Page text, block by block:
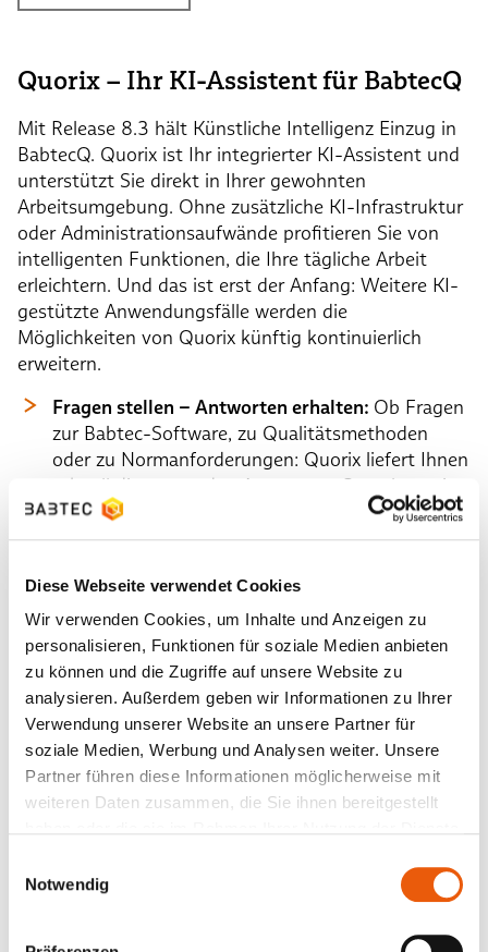
Diese Webseite verwendet Cookies
Wir verwenden Cookies, um Inhalte und Anzeigen zu
personalisieren, Funktionen für soziale Medien anbieten
zu können und die Zugriffe auf unsere Website zu
analysieren. Außerdem geben wir Informationen zu Ihrer
Verwendung unserer Website an unsere Partner für
soziale Medien, Werbung und Analysen weiter. Unsere
Partner führen diese Informationen möglicherweise mit
weiteren Daten zusammen, die Sie ihnen bereitgestellt
Notwendig
Quorix – Ihr KI-Assistent für BabtecQ
Mit Release 8.3 hält Künstliche Intelligenz Einzug in
BabtecQ. Quorix ist Ihr integrierter KI-Assistent und
unterstützt Sie direkt in Ihrer gewohnten
Arbeitsumgebung. Ohne zusätzliche KI-Infrastruktur
oder Administrationsaufwände profitieren Sie von
intelligenten Funktionen, die Ihre tägliche Arbeit
erleichtern. Und das ist erst der Anfang: Weitere KI-
gestützte Anwendungsfälle werden die
Möglichkeiten von Quorix künftig kontinuierlich
erweitern.
Fragen stellen – Antworten erhalten: Ob Fragen
zur Babtec-Software, zu Qualitätsmethoden
oder zu Normanforderungen: Quorix liefert Ihnen
schnell die passenden Antworten. Statt lange in
Dokumentationen zu suchen, erhalten Sie
verständliche Erklärungen, praxisnahe
Anleitungen – direkt im Chat.
Analysieren, dokumentieren und unterstützen:
Quorix unterstützt Sie bei der Analyse und
Dokumentation von Qualitätsdaten. So kann der
KI-Assistent beispielsweise Fotos aus Audits
objektiv beschreiben, Auffälligkeiten
identifizieren, passende Normbezüge herstellen
und Vorschläge für Ursachen sowie geeignete
Korrekturmaßnahmen liefern.
Mehrsprachige Inhalte lassen sich mit Quorix
direkt in BabtecQ übersetzen. So stellen Sie